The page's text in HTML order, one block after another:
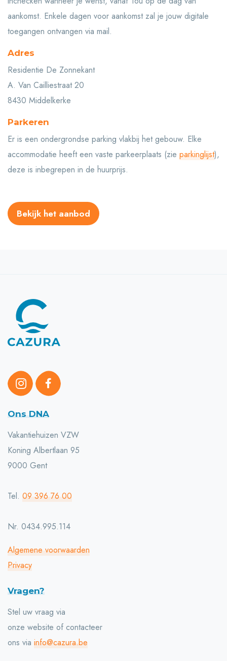
aankomst. Enkele dagen voor aankomst zal je jouw digitale
toegangen ontvangen via mail.
Adres
Residentie De Zonnekant
A. Van Cailliestraat 20
8430 Middelkerke
Parkeren
Er is een ondergrondse parking vlakbij het gebouw. Elke
accommodatie heeft een vaste parkeerplaats (zie parkinglijst),
deze is inbegrepen in de huurprijs.
Bekijk het aanbod
Ons DNA
Vakantiehuizen VZW
Koning Albertlaan 95
9000 Gent
Tel. 09 396 76 00
Nr. 0434.995.114
Algemene voorwaarden
Privacy
Vragen?
Stel uw vraag via
onze website of contacteer
ons via info@cazura.be